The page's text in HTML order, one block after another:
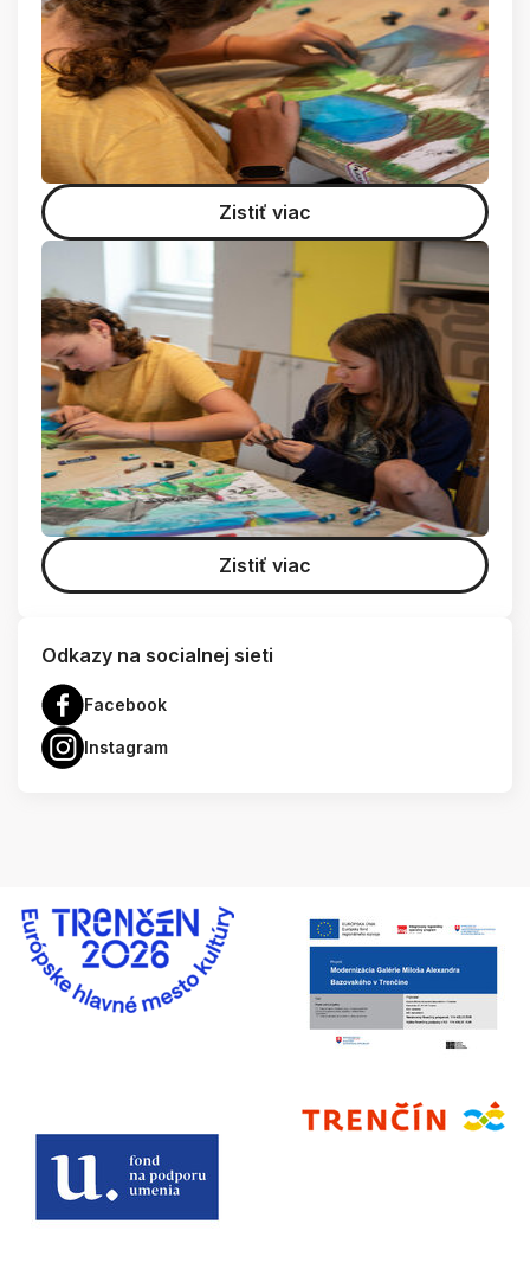
Zistiť viac
Zistiť viac
Odkazy na socialnej sieti
Facebook
Instagram